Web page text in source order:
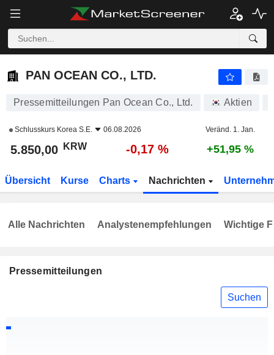
PAN OCEAN CO., LTD.
PAN OCEAN CO., LTD.
Pressemitteilungen Pan Ocean Co., Ltd. Aktien
Schlusskurs Korea S.E. 06.08.2026 Veränd. 1. Jan.
5.850,00 KRW -0,17 % +51,95 %
Übersicht Kurse Charts Nachrichten
Pressemitteilungen
Suchen
Alle Nachrichten Analystenempfehlungen Wichtige